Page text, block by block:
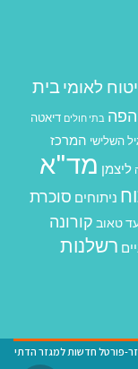
לאומיבית
הפה בתי חולים דיאטה
השלישי המרכז
ליצמן מד"א
ניתוחים סוכרת
טאוב קורונה
רשלנות
פורטל חדשות למגזר הדתי